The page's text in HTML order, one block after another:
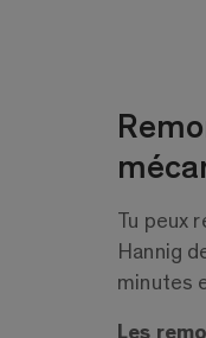
Tu peux
Hannig
minutes
Les